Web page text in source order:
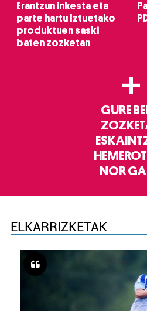
Erantzun inkesta eta
parte hartu Iztuetako
produktuen saski
baten zozketan
+
GURE
NOR
ELKARRIZKETAK